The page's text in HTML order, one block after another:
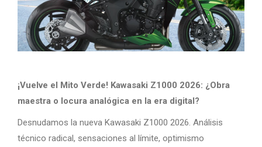
¡Vuelve el Mito Verde! Kawasaki Z1000 2026: ¿Obra
maestra o locura analógica en la era digital?
Desnudamos la nueva Kawasaki Z1000 2026. Análisis
técnico radical, sensaciones al límite, optimismo